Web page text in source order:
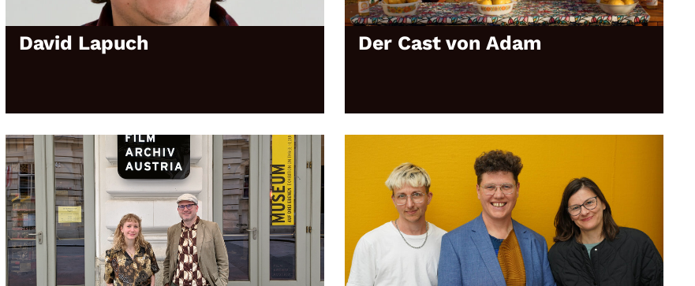
David Lapuch Der Cast von Adam